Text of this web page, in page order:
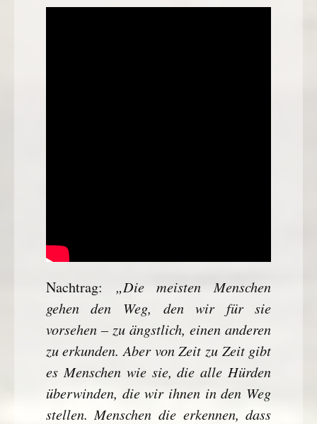
Nachtrag: „Die meisten Menschen
gehen den Weg, den wir für sie
vorsehen – zu ängstlich, einen anderen
zu erkunden. Aber von Zeit zu Zeit gibt
es Menschen wie sie, die alle Hürden
überwinden, die wir ihnen in den Weg
stellen. Menschen die erkennen, dass